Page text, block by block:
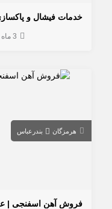
3 ماه قبل
هرمزگان بندرعباس
فروش آهن اسفنجی |